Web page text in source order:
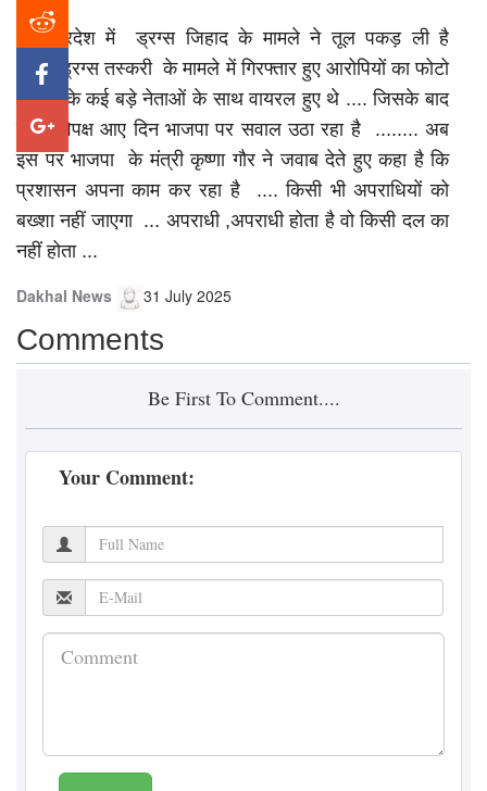
मध्यप्रदेश में ड्रग्स जिहाद के मामले ने तूल पकड़ ली है
.......ड्रग्स तस्करी के मामले में गिरफ्तार हुए आरोपियों का फोटो
भाजपा के कई बड़े नेताओं के साथ वायरल हुए थे .... जिसके बाद
से ही विपक्ष आए दिन भाजपा पर सवाल उठा रहा है ........ अब
इस पर भाजपा के मंत्री कृष्णा गौर ने जवाब देते हुए कहा है कि
प्रशासन अपना काम कर रहा है .... किसी भी अपराधियों को
बख्शा नहीं जाएगा ... अपराधी ,अपराधी होता है वो किसी दल का
नहीं होता ...
Dakhal News 31 July 2025
Comments
Be First To Comment....
Your Comment: